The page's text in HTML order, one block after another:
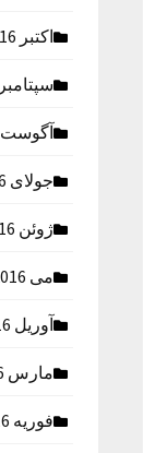
اکتبر 2016
سپتامبر 2016
آگوست 2016
جولای 2016
ژوئن 2016
می 2016
آوریل 2016
مارس 2016
فوریه 2016